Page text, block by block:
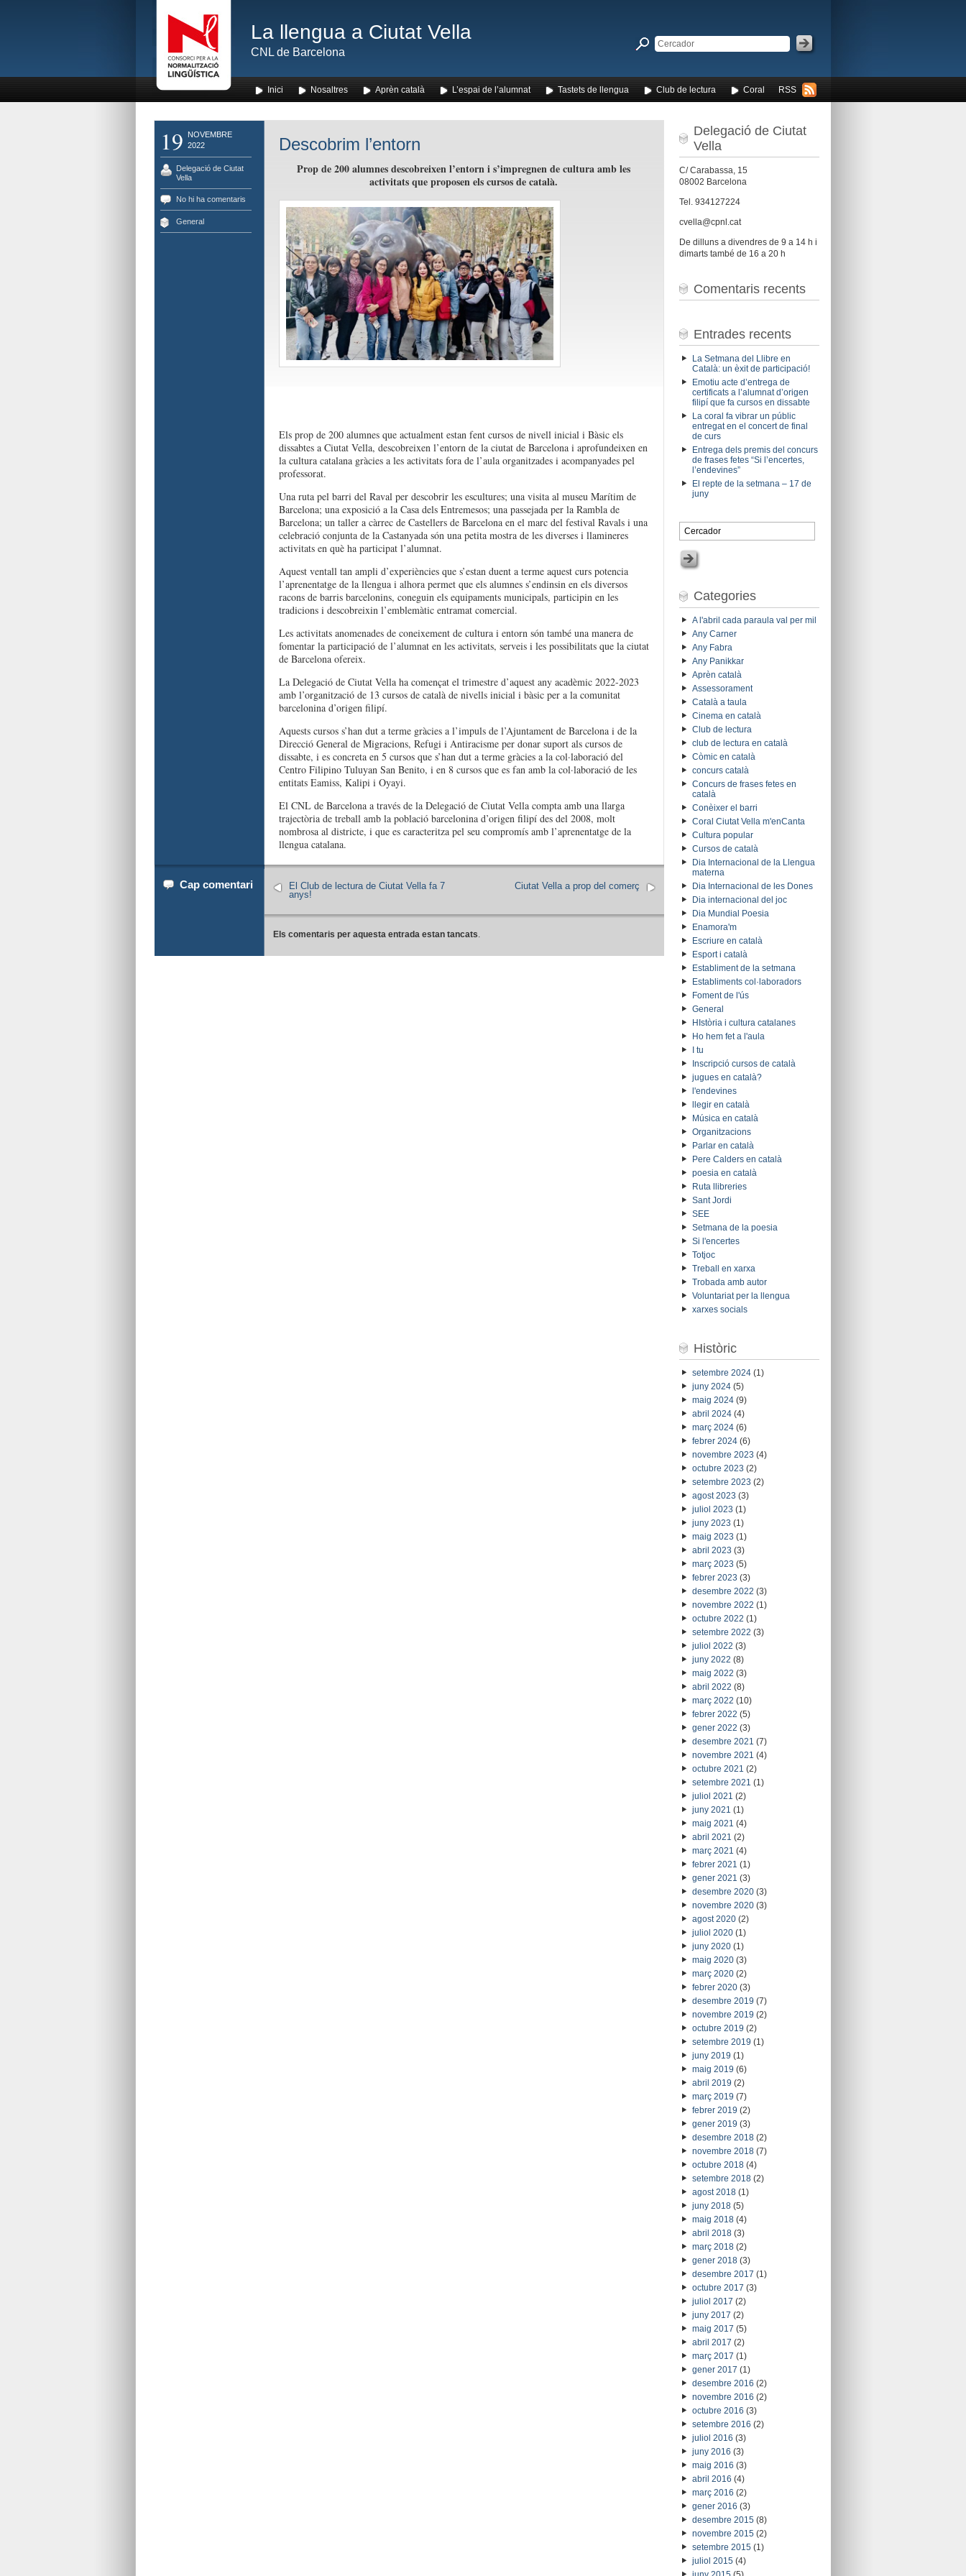
La llengua a Ciutat Vella
CNL de Barcelona
RSS
Inici Nosaltres Aprèn català L’espai de l’alumnat Tastets de llengua Club de lectura Coral
19
NOVEMBRE
2022
Delegació de Ciutat
Vella
No hi ha comentaris
General
Descobrim l’entorn
Prop de 200 alumnes descobreixen l’entorn i s’impregnen de cultura amb les
activitats que proposen els cursos de català.
Els prop de 200 alumnes que actualment estan fent cursos de nivell inicial i Bàsic els
dissabtes a Ciutat Vella, descobreixen l’entorn de la ciutat de Barcelona i aprofundeixen en
la cultura catalana gràcies a les activitats fora de l’aula organitzades i acompanyades pel
professorat.
Una ruta pel barri del Raval per descobrir les escultures; una visita al museu Marítim de
Barcelona; una exposició a la Casa dels Entremesos; una passejada per la Rambla de
Barcelona; un taller a càrrec de Castellers de Barcelona en el marc del festival Ravals i una
celebració conjunta de la Castanyada són una petita mostra de les diverses i llamineres
activitats en què ha participat l’alumnat.
Aquest ventall tan ampli d’experiències que s’estan duent a terme aquest curs potencia
l’aprenentatge de la llengua i alhora permet que els alumnes s’endinsin en els diversos
racons de barris barcelonins, coneguin els equipaments municipals, participin en les
tradicions i descobreixin l’emblemàtic entramat comercial.
Les activitats anomenades de coneixement de cultura i entorn són també una manera de
fomentar la participació de l’alumnat en les activitats, serveis i les possibilitats que la ciutat
de Barcelona ofereix.
La Delegació de Ciutat Vella ha començat el trimestre d’aquest any acadèmic 2022-2023
amb l’organització de 13 cursos de català de nivells inicial i bàsic per a la comunitat
barcelonina d’origen filipí.
Aquests cursos s’han dut a terme gràcies a l’impuls de l’Ajuntament de Barcelona i de la
Direcció General de Migracions, Refugi i Antiracisme per donar suport als cursos de
dissabte, i es concreta en 5 cursos que s’han dut a terme gràcies a la col·laboració del
Centro Filipino Tuluyan San Benito, i en 8 cursos que es fan amb la col·laboració de les
entitats Eamiss, Kalipi i Oyayi.
El CNL de Barcelona a través de la Delegació de Ciutat Vella compta amb una llarga
trajectòria de treball amb la població barcelonina d’origen filipí des del 2008, molt
nombrosa al districte, i que es caracteritza pel seu compromís amb l’aprenentatge de la
llengua catalana.
Cap comentari Ciutat Vella a prop del comerç
El Club de lectura de Ciutat Vella fa 7
anys!
Els comentaris per aquesta entrada estan tancats.
Delegació de Ciutat
Vella
C/ Carabassa, 15
08002 Barcelona
Tel. 934127224
cvella@cpnl.cat
De dilluns a divendres de 9 a 14 h i
dimarts també de 16 a 20 h
Comentaris recents
Entrades recents
La Setmana del Llibre en
Català: un èxit de participació!
Emotiu acte d’entrega de
certificats a l’alumnat d’origen
filipí que fa cursos en dissabte
La coral fa vibrar un públic
entregat en el concert de final
de curs
Entrega dels premis del concurs
de frases fetes “Si l’encertes,
l’endevines”
El repte de la setmana – 17 de
juny
Categories
A l'abril cada paraula val per mil
Any Carner
Any Fabra
Any Panikkar
Aprèn català
Assessorament
Català a taula
Cinema en català
Club de lectura
club de lectura en català
Còmic en català
concurs català
Concurs de frases fetes en
català
Conèixer el barri
Coral Ciutat Vella m'enCanta
Cultura popular
Cursos de català
Dia Internacional de la Llengua
materna
Dia Internacional de les Dones
Dia internacional del joc
Dia Mundial Poesia
Enamora'm
Escriure en català
Esport i català
Establiment de la setmana
Establiments col·laboradors
Foment de l'ús
General
HIstòria i cultura catalanes
Ho hem fet a l'aula
I tu
Inscripció cursos de català
jugues en català?
l'endevines
llegir en català
Música en català
Organitzacions
Parlar en català
Pere Calders en català
poesia en català
Ruta llibreries
Sant Jordi
SEE
Setmana de la poesia
Si l'encertes
Totjoc
Treball en xarxa
Trobada amb autor
Voluntariat per la llengua
xarxes socials
Històric
setembre 2024(1)
juny 2024(5)
maig 2024(9)
abril 2024(4)
març 2024(6)
febrer 2024(6)
novembre 2023 (4)
octubre 2023 (2)
setembre 2023 (2)
agost 2023 (3)
juliol 2023 (1)
juny 2023 (1)
maig 2023 (1)
abril 2023 (3)
març 2023 (5)
febrer 2023 (3)
desembre 2022 (3)
novembre 2022 (1)
octubre 2022 (1)
setembre 2022 (3)
juliol 2022 (3)
juny 2022 (8)
maig 2022 (3)
abril 2022 (8)
març 2022 (10)
febrer 2022 (5)
gener 2022 (3)
desembre 2021 (7)
novembre 2021 (4)
octubre 2021 (2)
setembre 2021 (1)
juliol 2021 (2)
juny 2021 (1)
maig 2021 (4)
abril 2021 (2)
març 2021 (4)
febrer 2021 (1)
gener 2021 (3)
desembre 2020(3)
novembre 2020(3)
agost 2020(2)
juliol 2020(1)
juny 2020(1)
maig 2020(3)
març 2020(2)
febrer 2020(3)
desembre 2019 (7)
novembre 2019 (2)
octubre 2019 (2)
setembre 2019 (1)
juny 2019 (1)
maig 2019 (6)
abril 2019 (2)
març 2019 (7)
febrer 2019 (2)
gener 2019 (3)
desembre 2018(2)
novembre 2018(7)
octubre 2018(4)
setembre 2018(2)
agost 2018(1)
juny 2018(5)
maig 2018(4)
abril 2018(3)
març 2018(2)
gener 2018(3)
desembre 2017 (1)
octubre 2017 (3)
juliol 2017 (2)
juny 2017 (2)
maig 2017 (5)
abril 2017 (2)
març 2017 (1)
gener 2017 (1)
desembre 2016 (2)
novembre 2016 (2)
octubre 2016 (3)
setembre 2016 (2)
juliol 2016 (3)
juny 2016 (3)
maig 2016 (3)
abril 2016 (4)
març 2016 (2)
gener 2016 (3)
desembre 2015(8)
novembre 2015(2)
setembre 2015(1)
juliol 2015(4)